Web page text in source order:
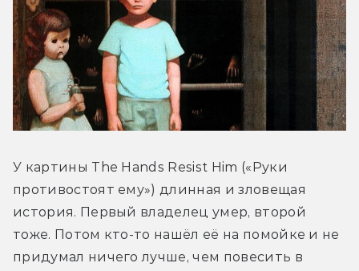
У картины The Hands Resist Him («Руки
противостоят ему») длинная и зловещая
история. Первый владелец умер, второй
тоже. Потом кто-то нашёл её на помойке и не
придумал ничего лучше, чем повесить в